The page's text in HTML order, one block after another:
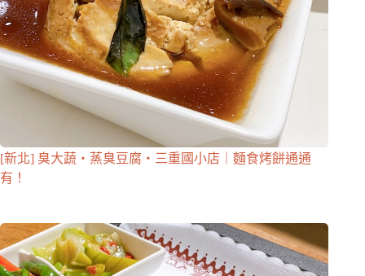
[新北] 臭大蔬・蒸臭豆腐・三重國小店｜麵食烤餅通通
有！